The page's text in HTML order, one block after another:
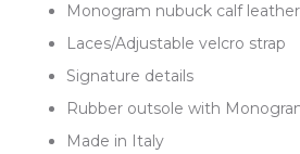
Monogram nubuck calf leather
Laces/Adjustable velcro strap
Signature details
Rubber outsole with
Made in Italy